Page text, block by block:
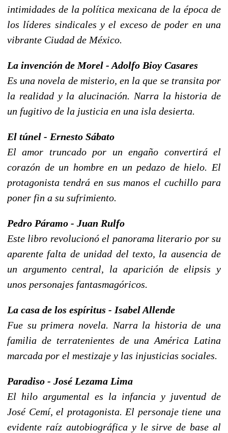
intimidades de la política mexicana de la época de
los líderes sindicales y el exceso de poder en una
vibrante Ciudad de México.
La invención de Morel - Adolfo Bioy Casares
Es una novela de misterio, en la que se transita por
la realidad y la alucinación. Narra la historia de
un fugitivo de la justicia en una isla desierta.
El túnel - Ernesto Sábato
El amor truncado por un engaño convertirá el
corazón de un hombre en un pedazo de hielo. El
protagonista tendrá en sus manos el cuchillo para
poner fin a su sufrimiento.
Pedro Páramo - Juan Rulfo
Este libro revolucionó el panorama literario por su
aparente falta de unidad del texto, la ausencia de
un argumento central, la aparición de elipsis y
unos personajes fantasmagóricos.
La casa de los espíritus - Isabel Allende
Fue su primera novela. Narra la historia de una
familia de terratenientes de una América Latina
marcada por el mestizaje y las injusticias sociales.
Paradiso - José Lezama Lima
El hilo argumental es la infancia y juventud de
José Cemí, el protagonista. El personaje tiene una
evidente raíz autobiográfica y le sirve de base al